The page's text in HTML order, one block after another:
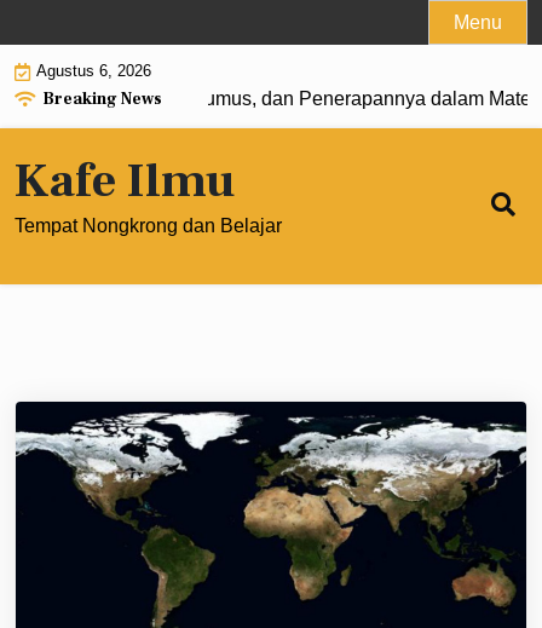
to
content
Menu
Agustus 6, 2026
Breaking News
0: Pengertian, Rumus, dan Penerapannya dalam
Kafe Ilmu
Tempat Nongkrong dan Belajar